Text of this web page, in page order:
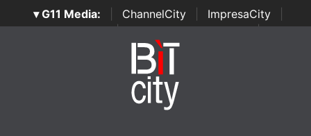
▾ G11 Media: ChannelCity ImpresaCity
SecurityOpenLab | Italian Channel Awards | Italian
Italian Security Awards